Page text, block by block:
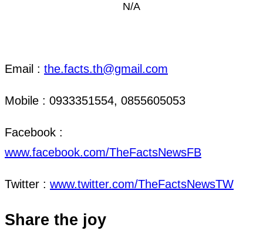
N/A
Email : the.facts.th@gmail.com
Mobile : 0933351554, 0855605053
Facebook :
www.facebook.com/TheFactsNewsFB
Twitter : www.twitter.com/TheFactsNewsTW
Share the joy